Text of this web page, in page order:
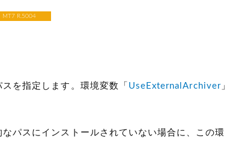
MT7 R.5004
を指定します。環境変数「 UseExternalArchiver」
パスにインストールされていない場合に、この環